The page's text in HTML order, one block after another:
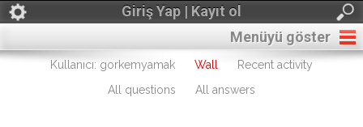
Giriş Yap | Kayıt ol
Menüyü göster
Kullanıcı: gorkemyamak Wall
Recent activity
All questions
All answers